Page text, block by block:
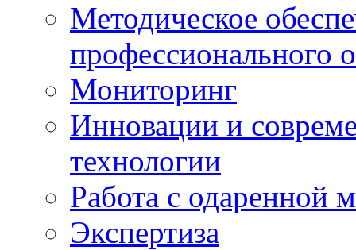
Методическое
профессионального
Мониторинг
Инновации и
технологии
Работа с одаренной
Экспертиза